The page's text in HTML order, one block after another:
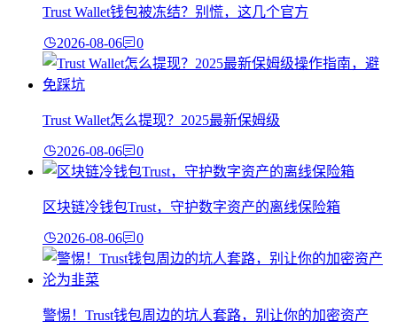
Trust Wallet钱包被冻结？别慌，这几个官方
2026-08-06 0
Trust Wallet怎么提现？2025最新保姆级
2026-08-06 0
区块链冷钱包Trust，守护数字资产的离线保险箱
2026-08-06 0
警惕！Trust钱包周边的坑人套路，别让你的加密资产